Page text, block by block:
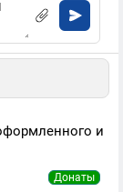
и
Донаты